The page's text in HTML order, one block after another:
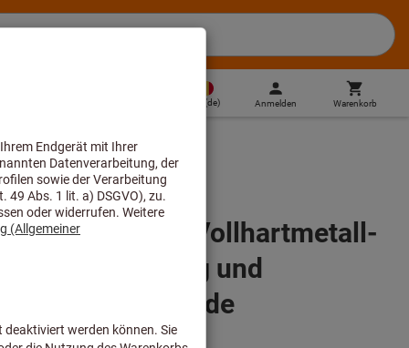
(de) Anmelden Warenkorb
2.0ISO IC908 Vollhartmetall-
Innenkühlung und
tiefe ISO-Gewinde